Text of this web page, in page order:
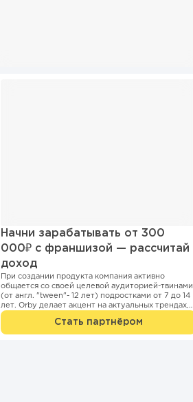
Начни зарабатывать от 300
000₽ с франшизой — рассчитай
доход
При создании продукта компания активно
общается со своей целевой аудиторией-твинами
(от англ. "tween"- 12 лет) подростками от 7 до 14
лет. Orby делает акцент на актуальных трендах,
следует и...
Стать партнёром